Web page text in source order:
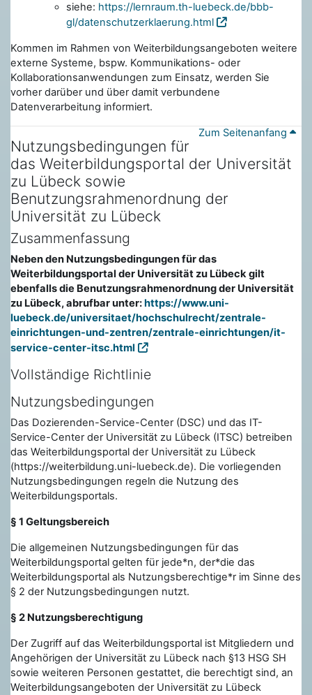
siehe: https://lernraum.th-luebeck.de/bbb-
gl/datenschutzerklaerung.html
Kommen im Rahmen von Weiterbildungsangeboten weitere
externe Systeme, bspw. Kommunikations- oder
Kollaborationsanwendungen zum Einsatz, werden Sie
vorher darüber und über damit verbundene
Datenverarbeitung informiert.
Zum Seitenanfang
Nutzungsbedingungen für
das Weiterbildungsportal der Universität
zu Lübeck sowie
Benutzungsrahmenordnung der
Universität zu Lübeck
Zusammenfassung
Neben den Nutzungsbedingungen für das
Weiterbildungsportal der Universität zu Lübeck gilt
ebenfalls die Benutzungsrahmenordnung der Universität
zu Lübeck, abrufbar unter:https://www.uni-
luebeck.de/universitaet/hochschulrecht/zentrale-
einrichtungen-und-zentren/zentrale-einrichtungen/it-
service-center-itsc.html
Vollständige Richtlinie
Nutzungsbedingungen
Das Dozierenden-Service-Center (DSC) und das IT-
Service-Center der Universität zu Lübeck (ITSC) betreiben
das Weiterbildungsportal der Universität zu Lübeck
(https://weiterbildung.uni-luebeck.de). Die vorliegenden
Nutzungsbedingungen regeln die Nutzung des
Weiterbildungsportals.
§ 1 Geltungsbereich
Die allgemeinen Nutzungsbedingungen für das
Weiterbildungsportal gelten für jede*n, der*die das
Weiterbildungsportal als Nutzungsberechtige*r im Sinne des
§ 2 der Nutzungsbedingungen nutzt.
§ 2 Nutzungsberechtigung
Der Zugriff auf das Weiterbildungsportal ist Mitgliedern und
Angehörigen der Universität zu Lübeck nach §13 HSG SH
sowie weiteren Personen gestattet, die berechtigt sind, an
Weiterbildungsangeboten der Universität zu Lübeck